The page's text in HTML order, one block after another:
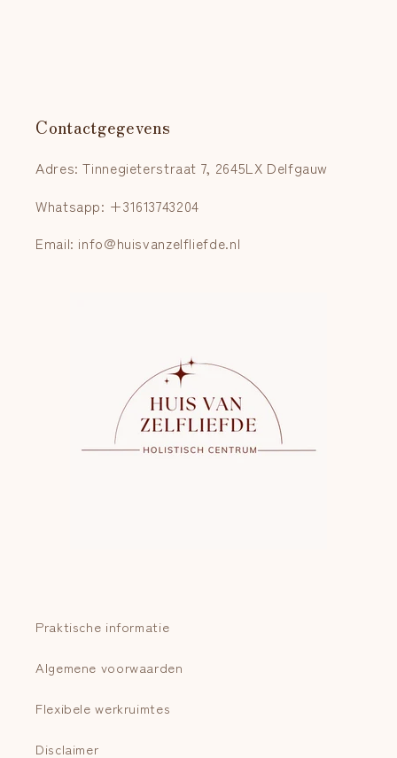
Contactgegevens
Adres: Tinnegieterstraat 7, 2645LX Delfgauw
Whatsapp: +31613743204
Email: info@huisvanzelfliefde.nl
Praktische informatie
Algemene voorwaarden
Flexibele werkruimtes
Disclaimer